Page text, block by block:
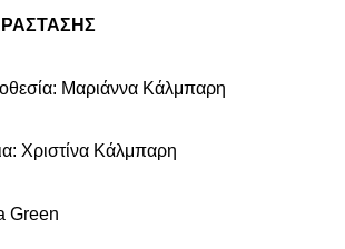
Μαριάννα Κάλμπαρη
Χριστίνα Κάλμπαρη
Green